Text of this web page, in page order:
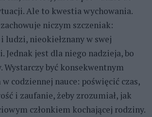
Ale to kwestia wychowania.
niczym szczeniak:
ludzi, nieokiełznany w swej
Jednak jest dla niego nadzieja, bo
Wystarczy być konsekwentnym
codziennej nauce: poświęcić czas,
i zaufanie, żeby zrozumiał, jak
członkiem kochającej rodziny.